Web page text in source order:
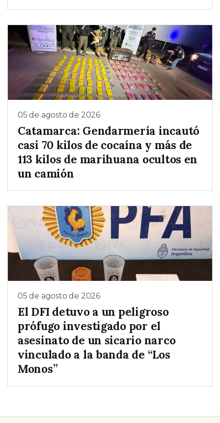
05 de agosto de 2026
Catamarca: Gendarmería incautó
casi 70 kilos de cocaína y más de
113 kilos de marihuana ocultos en
un camión
05 de agosto de 2026
El DFI detuvo a un peligroso
prófugo investigado por el
asesinato de un sicario narco
vinculado a la banda de “Los
Monos”